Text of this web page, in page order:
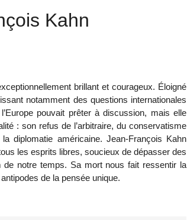
Kahn
brillant et courageux. Éloigné
notamment des questions internationales
pouvait prêter à discussion, mais elle
: son refus de l’arbitraire, du conservatisme
diplomatie américaine. Jean-François Kahn
les esprits libres, soucieux de dépasser des
de notre temps. Sa mort nous fait ressentir la
de la pensée unique.